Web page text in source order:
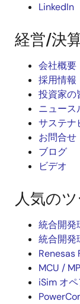
LinkedIn
経営/決
会社概要
採用情報
投資家の
ニュース
サステナ
お問合せ
ブログ
ビデオ
人気の
統合開発
統合開発
Renesas
MCU /
iSim オ